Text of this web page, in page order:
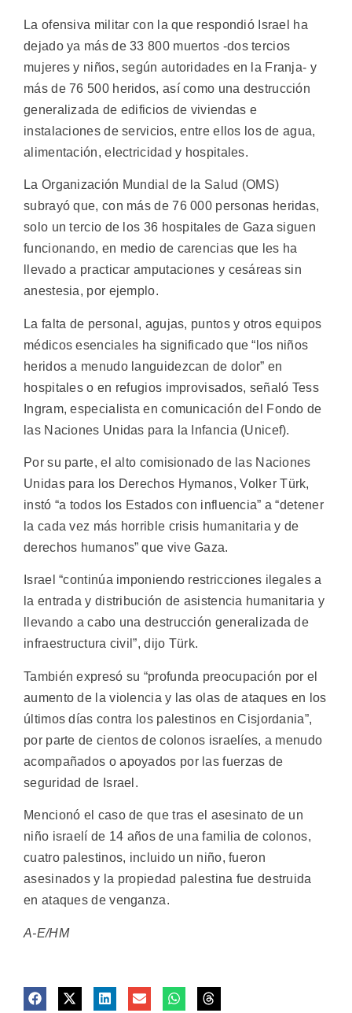
La ofensiva militar con la que respondió Israel ha
dejado ya más de 33 800 muertos -dos tercios
mujeres y niños, según autoridades en la Franja- y
más de 76 500 heridos, así como una destrucción
generalizada de edificios de viviendas e
instalaciones de servicios, entre ellos los de agua,
alimentación, electricidad y hospitales.
La Organización Mundial de la Salud (OMS)
subrayó que, con más de 76 000 personas heridas,
solo un tercio de los 36 hospitales de Gaza siguen
funcionando, en medio de carencias que les ha
llevado a practicar amputaciones y cesáreas sin
anestesia, por ejemplo.
La falta de personal, agujas, puntos y otros equipos
médicos esenciales ha significado que “los niños
heridos a menudo languidezcan de dolor” en
hospitales o en refugios improvisados, señaló Tess
Ingram, especialista en comunicación del Fondo de
las Naciones Unidas para la Infancia (Unicef).
Por su parte, el alto comisionado de las Naciones
Unidas para los Derechos Hymanos, Volker Türk,
instó “a todos los Estados con influencia” a “detener
la cada vez más horrible crisis humanitaria y de
derechos humanos” que vive Gaza.
Israel “continúa imponiendo restricciones ilegales a
la entrada y distribución de asistencia humanitaria y
llevando a cabo una destrucción generalizada de
infraestructura civil”, dijo Türk.
También expresó su “profunda preocupación por el
aumento de la violencia y las olas de ataques en los
últimos días contra los palestinos en Cisjordania”,
por parte de cientos de colonos israelíes, a menudo
acompañados o apoyados por las fuerzas de
seguridad de Israel.
Mencionó el caso de que tras el asesinato de un
niño israelí de 14 años de una familia de colonos,
cuatro palestinos, incluido un niño, fueron
asesinados y la propiedad palestina fue destruida
en ataques de venganza.
A-E/HM